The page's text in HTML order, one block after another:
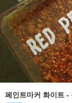
페인트마커 화이트 -